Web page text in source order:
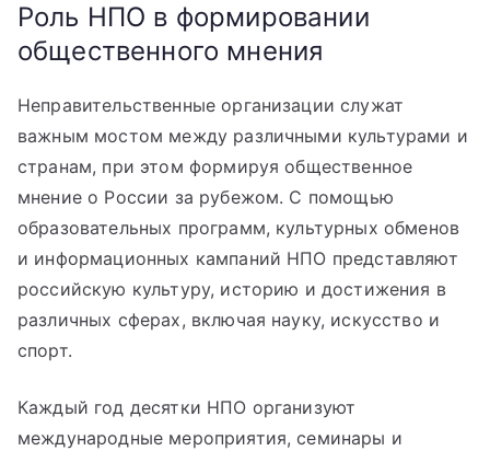
Роль НПО в формировании
общественного мнения
Неправительственные организации служат
важным мостом между различными культурами и
странам, при этом формируя общественное
мнение о России за рубежом. С помощью
образовательных программ, культурных обменов
и информационных кампаний НПО представляют
российскую культуру, историю и достижения в
различных сферах, включая науку, искусство и
спорт.
Каждый год десятки НПО организуют
международные мероприятия, семинары и